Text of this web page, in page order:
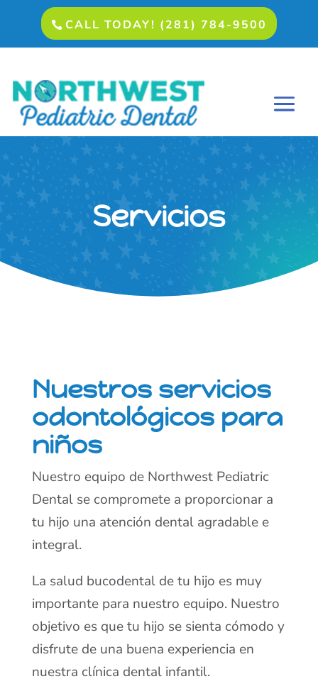
CALL TODAY! (281) 784-9500
Servicios
Nuestros servicios
odontológicos para
niños
Nuestro equipo de Northwest Pediatric
Dental se compromete a proporcionar a
tu hijo una atención dental agradable e
integral.
La salud bucodental de tu hijo es muy
importante para nuestro equipo. Nuestro
objetivo es que tu hijo se sienta cómodo y
disfrute de una buena experiencia en
nuestra clínica dental infantil.